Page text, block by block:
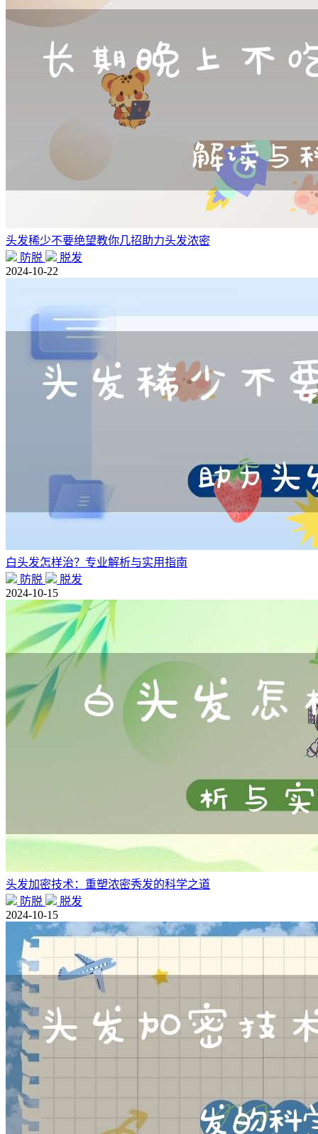
头发稀少不要绝望教你几招助力头发浓密
防脱
脱发
2024-10-22
白头发怎样治？专业解析与实用指南
防脱
脱发
2024-10-15
头发加密技术：重塑浓密秀发的科学之道
防脱
脱发
2024-10-15